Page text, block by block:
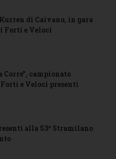
di Caivano, in gara
Forti e Veloci
Corre”, campionato
e Veloci presenti
alla 53^ Stramilano